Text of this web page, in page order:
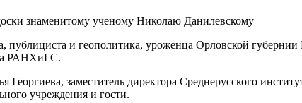
публициста и геополитика, уроженца Орловской
РАНХиГС.
заместитель директора Среднерусского
учреждения и гости.